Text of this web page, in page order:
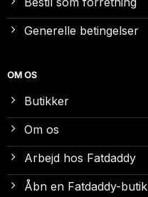
Generelle betingelser
OM OS
Butikker
Om os
Arbejd hos Fatdaddy
Åbn en Fatdaddy-butik